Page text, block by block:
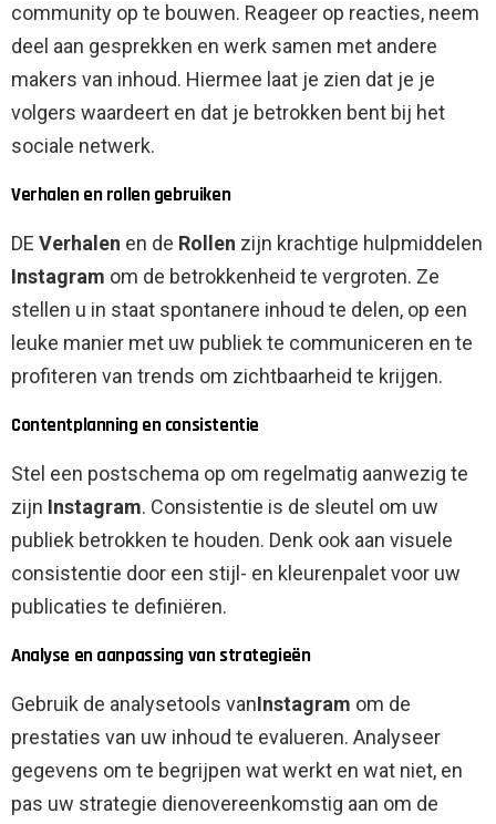
community op te bouwen. Reageer op reacties, neem
deel aan gesprekken en werk samen met andere
makers van inhoud. Hiermee laat je zien dat je je
volgers waardeert en dat je betrokken bent bij het
sociale netwerk.
Verhalen en rollen gebruiken
DE Verhalen en de Rollen zijn krachtige hulpmiddelen
Instagram om de betrokkenheid te vergroten. Ze
stellen u in staat spontanere inhoud te delen, op een
leuke manier met uw publiek te communiceren en te
profiteren van trends om zichtbaarheid te krijgen.
Contentplanning en consistentie
Stel een postschema op om regelmatig aanwezig te
zijn Instagram. Consistentie is de sleutel om uw
publiek betrokken te houden. Denk ook aan visuele
consistentie door een stijl- en kleurenpalet voor uw
publicaties te definiëren.
Analyse en aanpassing van strategieën
Gebruik de analysetools vanInstagram om de
prestaties van uw inhoud te evalueren. Analyseer
gegevens om te begrijpen wat werkt en wat niet, en
pas uw strategie dienovereenkomstig aan om de